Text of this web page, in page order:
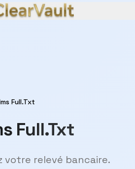
Full.Txt
Full.Txt
votre relevé bancaire.